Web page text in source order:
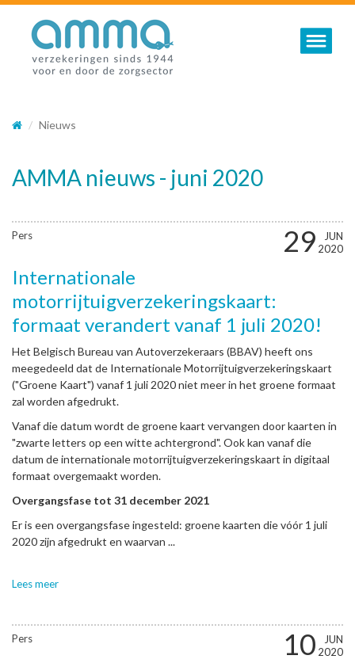
Toggle
Nieuws
AMMA nieuws - juni 2020
29
JUN
2020
Pers
Internationale
motorrijtuigverzekeringskaart:
formaat verandert vanaf 1 juli 2020!
Het Belgisch Bureau van Autoverzekeraars (BBAV) heeft ons
meegedeeld dat de Internationale Motorrijtuigverzekeringskaart
("Groene Kaart") vanaf 1 juli 2020 niet meer in het groene formaat
zal worden afgedrukt.
Vanaf die datum wordt de groene kaart vervangen door kaarten in
"zwarte letters op een witte achtergrond". Ook kan vanaf die
datum de internationale motorrijtuigverzekeringskaart in digitaal
formaat overgemaakt worden.
Overgangsfase tot 31 december 2021
Er is een overgangsfase ingesteld: groene kaarten die vóór 1 juli
2020 zijn afgedrukt en waarvan ...
Lees meer
10
JUN
2020
Pers